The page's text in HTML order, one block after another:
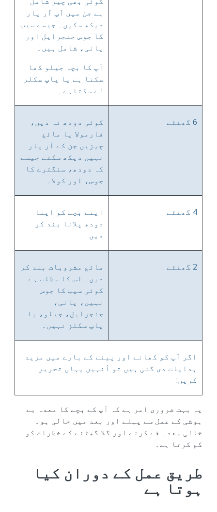
ہے جن میں آپ آر پار
دیکھ سکیں۔ جیسے سیب
کا جوس جنجرایل اور
پانی، شامل ہیں۔
آپ کا بچہ جیلو کھا
سکتا ہے یا پاپ سکلز
لے سکتاہے۔
6 گھنٹے
کوئی دودھ نہ دیں،
فارمولا یا مائع
چیزیں جن کے آر پار
نہیں دیکھ سکتے جیسے
کہ دودھ، سنگترے کا
جوس، اور کولا۔
4 گھنٹے
اپنے بچے کو اپنا
دودھ پلانا بند کر
دیں
2 گھنٹے
مائع مشروبات بند کر
دیں۔ اس کا مطلب ہے
کوئی سیب کا جوس
نہیں، پانی،
جنجرایل، جیلو، یا
پاپ سکلز نہیں۔
اگر آپ کو کھانے اور پینے کے بارے میں مزید
ہدایات دی گئی ہیں تو اُنہیں یہاں تحریر
کریں:
یہ بہت ضروری امر ہے کہ آپ کے بچے کا معدہ بے
ہوشی کے عمل سے پہلے اور بعد میں خالی ہو۔
خالی معدہ قے کرنے اور گلا گھٹنے کے خطرات کو
کم کرتا ہے۔
طریق عمل کے دوران کیا
ہوتا ہے